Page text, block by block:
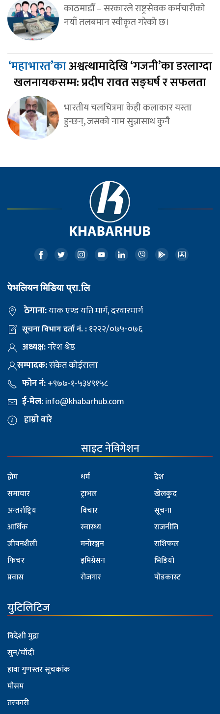
काठमाडौँ – सरकारले राष्ट्रसेवक कर्मचारीको
नयाँ तलबमान स्वीकृत गरेको छ।
‘महाभारत’काअश्वत्थामादेखि ‘गजनी’का डरलाग्दा
खलनायकसम्म: प्रदीप रावत सङ्घर्ष र सफलता
भारतीय चलचित्रमा केही कलाकार यस्ता
हुन्छन्, जसको नाम सुन्नासाथ कुनै
पेभलियन मिडिया प्रा.लि
ठेगाना:याक एण्ड यति मार्ग, दरवारमार्ग
सूचना विभाग दर्ता नं. :१२२२/०७५-०७६
अध्यक्ष:नरेश श्रेष्ठ
सम्पादक:संकेत कोईराला
फोन नं:+९७७-१-५३४९१५८
ई-मेल:info@khabarhub.com
हाम्रो बारे
साइट नेविगेशन
होम
समाचार
अन्तर्राष्ट्रिय
आर्थिक
जीवनशैली
फिचर
प्रवास
धर्म
ट्राभल
विचार
स्वास्थ्य
मनोरञ्जन
इमिग्रेसन
रोजगार
देश
खेलकुद
सूचना
राजनीति
राशिफल
भिडियो
पोडकास्ट
युटिलिटिज
विदेशी मुद्रा
सुन/चाँदी
हावा गुणस्तर सूचकांक
मौसम
तरकारी